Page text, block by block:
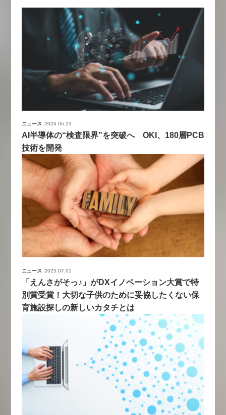
ニュース 2026.05.23
AI半導体の“検査限界”を突破へ OKI、180層PCB
技術を開発
ニュース 2025.07.01
「えんさがそっ♪」がDXイノベーション大賞で特
別賞受賞！大切な子供のために妥協したくない保
育施設探しの新しいカタチとは